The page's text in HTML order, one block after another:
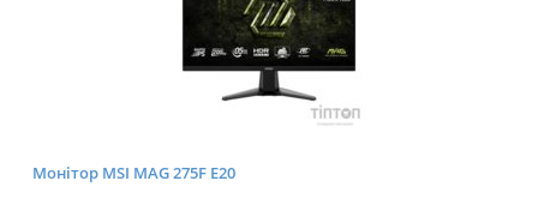
Монітор MSI MAG 275F E20